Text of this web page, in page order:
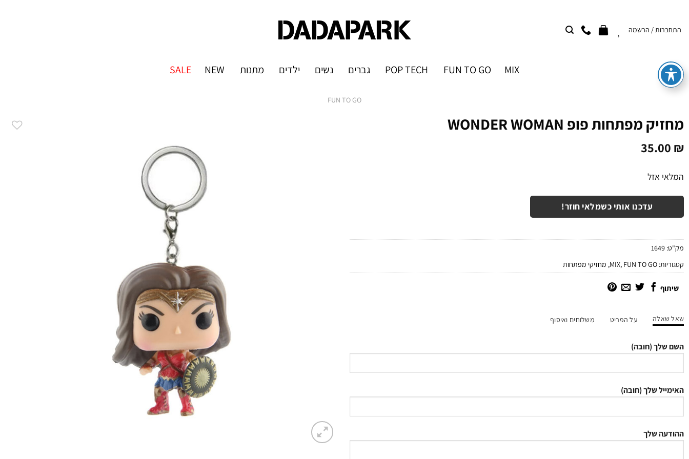
content
התחברות / הרשמה
MIX
FUN TO GO
POP TECH גברים נשים ילדים מתנות NEW
SALE
FUN TO GO
מחזיק מפתחות פופ WONDER WOMAN
35.00 ₪
המלאי אזל
עדכנו אותי כשמלאי חוזר!
מק"ט: 1649
קטגוריות:
MIX, FUN TO GO
, מחזיקי מפתחות
שיתוף
שאל שאלה על הפריט משלוחים ואיסוף
השם שלך (חובה)
האימייל שלך (חובה)
ההודעה שלך